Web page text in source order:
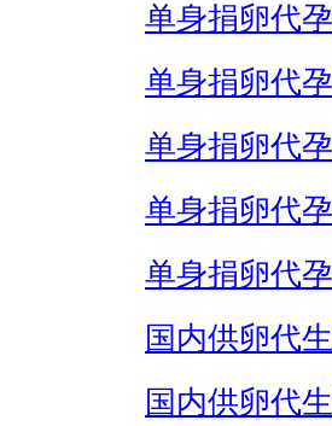
单身捐卵代
单身捐卵代
单身捐卵代
单身捐卵代
单身捐卵代
国内供卵代
国内供卵代